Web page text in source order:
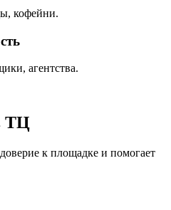
кофейни.
агентства.
ТЦ
к площадке и помогает